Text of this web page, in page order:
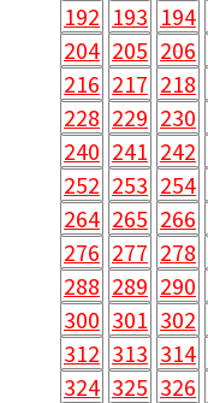
192 193 194
204 205 206
216 217 218
228 229 230
240 241 242
252 253 254
264 265 266
276 277 278
288 289 290
300 301 302
312 313 314
324 325 326